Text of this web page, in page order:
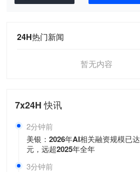
24H热门新闻
暂无内容
7x24H快讯
2分钟前
美银：2026年AI相关融资规模已
元，远超2025年全年
4分钟前